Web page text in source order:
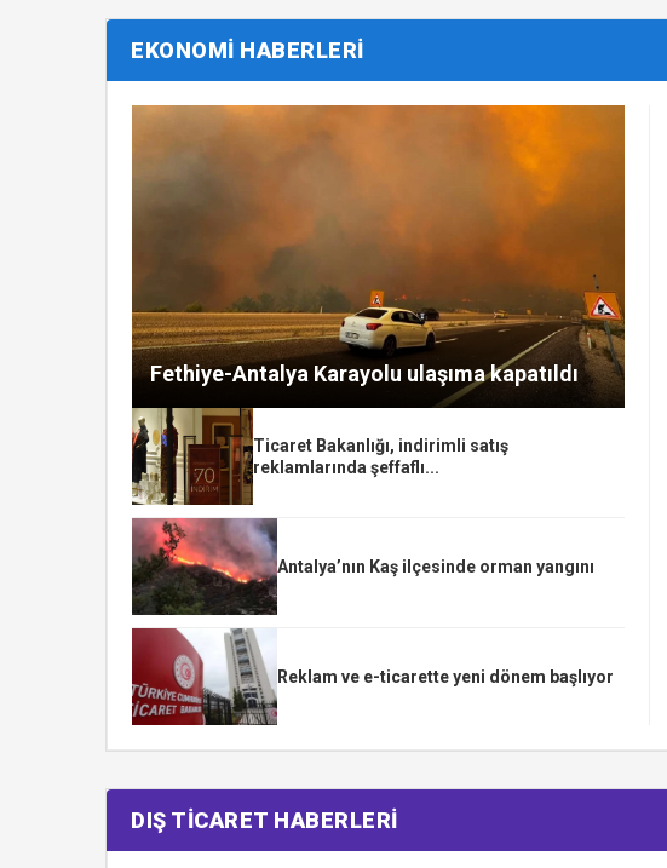
EKONOMİ HABERLERİ
Fethiye-Antalya Karayolu ulaşıma kapatıldı
Ticaret Bakanlığı, indirimli satış
reklamlarında şeffaflı...
Antalya’nın Kaş ilçesinde orman yangını
Reklam ve e-ticarette yeni dönem başlıyor
DIŞ TİCARET HABERLERİ